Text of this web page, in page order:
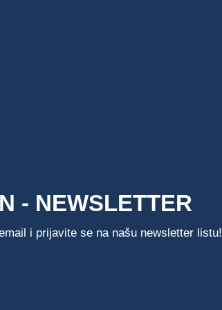
- NEWSLETTER
i prijavite se na našu newsletter listu!